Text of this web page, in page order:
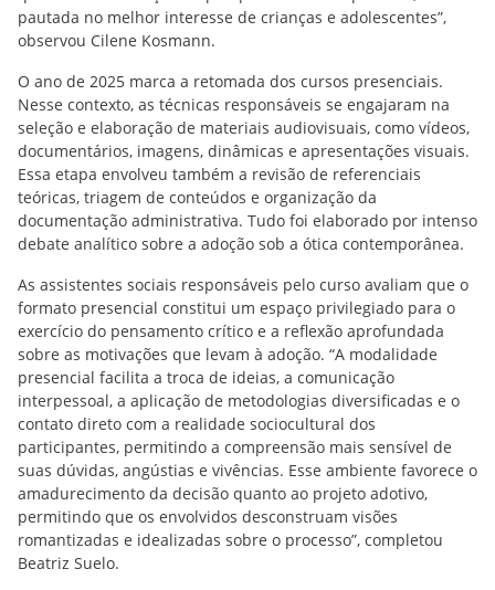
pautada no melhor interesse de crianças e adolescentes”,
observou Cilene Kosmann.
O ano de 2025 marca a retomada dos cursos presenciais.
Nesse contexto, as técnicas responsáveis se engajaram na
seleção e elaboração de materiais audiovisuais, como vídeos,
documentários, imagens, dinâmicas e apresentações visuais.
Essa etapa envolveu também a revisão de referenciais
teóricas, triagem de conteúdos e organização da
documentação administrativa. Tudo foi elaborado por intenso
debate analítico sobre a adoção sob a ótica contemporânea.
As assistentes sociais responsáveis pelo curso avaliam que o
formato presencial constitui um espaço privilegiado para o
exercício do pensamento crítico e a reflexão aprofundada
sobre as motivações que levam à adoção. “A modalidade
presencial facilita a troca de ideias, a comunicação
interpessoal, a aplicação de metodologias diversificadas e o
contato direto com a realidade sociocultural dos
participantes, permitindo a compreensão mais sensível de
suas dúvidas, angústias e vivências. Esse ambiente favorece o
amadurecimento da decisão quanto ao projeto adotivo,
permitindo que os envolvidos desconstruam visões
romantizadas e idealizadas sobre o processo”, completou
Beatriz Suelo.